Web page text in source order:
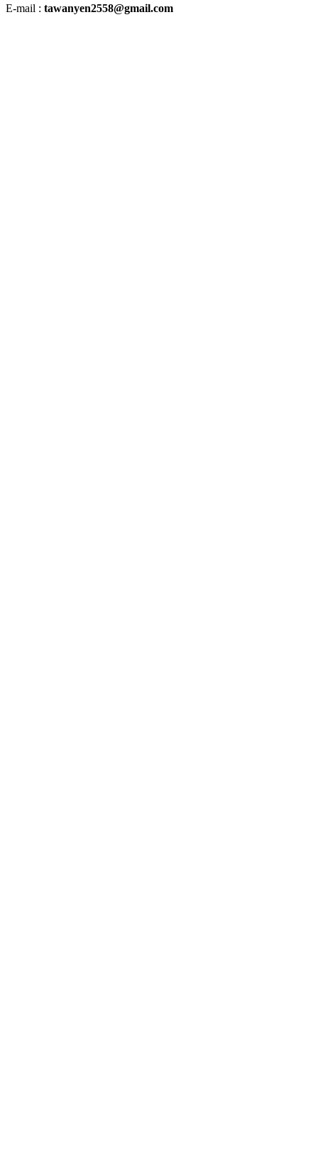
E-mail : tawanyen2558@gmail.com